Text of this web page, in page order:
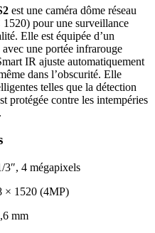
est une caméra dôme réseau
pour une surveillance
Elle est équipée d’un
une portée infrarouge
IR ajuste automatiquement
dans l’obscurité. Elle
telles que la détection
protégée contre les intempéries
3″, 4 mégapixels
× 1520 (4MP)
mm